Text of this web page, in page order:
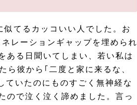
てるカッコいい人でした。お
レーションギャップを埋められ
ある日聞いてしまい、若い私は
ら彼から｢二度と家に来るな、
ていたのにものすごく無神経な
ので泣く泣く諦めました。言っ